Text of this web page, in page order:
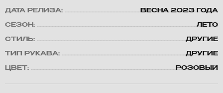
ДАТА РЕЛИЗА: ВЕСНА 2023 ГОДА
СЕЗОН: ЛЕТО
СТИЛЬ: ДРУГИЕ
ТИП РУКАВА: ДРУГИЕ
ЦВЕТ: РОЗОВЫЙ